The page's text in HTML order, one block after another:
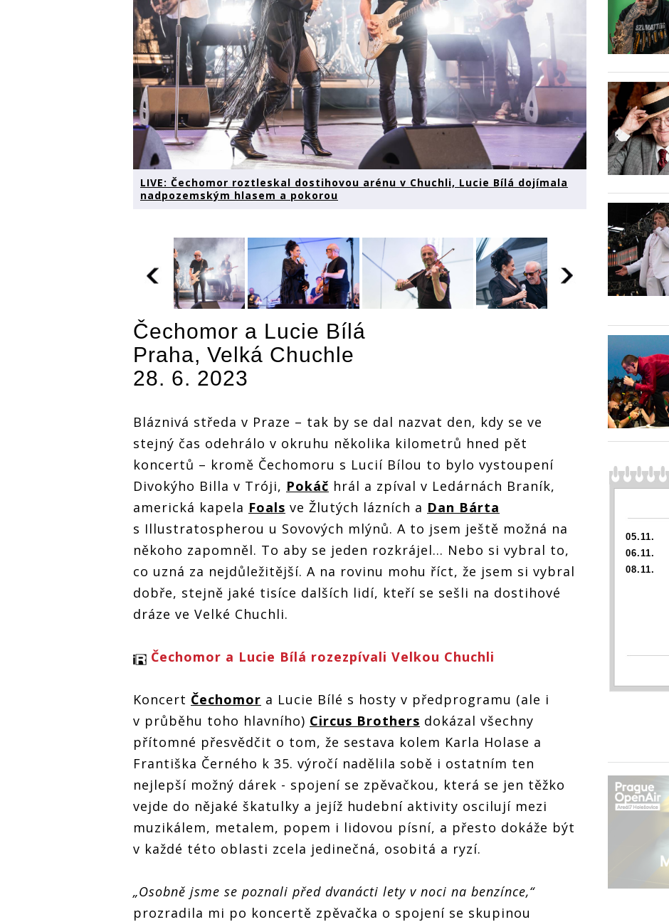
LIVE: Čechomor roztleskal dostihovou arénu v Chuchli, Lucie Bílá dojímala
nadpozemským hlasem a pokorou
LIVE: Čechomor
roztleskal
dostihovou
arénu v Chuchli,
Lucie Bílá
dojímala
hlasem a
pokorou
LIVE: Čechomor
roztleskal
dostihovou
arénu v Chuchli,
hlasem a
pokorou
hlasem a
pokorou
LIVE: Čechomor
roztleskal
dostihovou
Lucie Bílá
dojímala
nadpozemským
hlasem a
LIVE:
roztleskal
dostihovou
arénu v
Lucie Bílá
dojímala
hlasem a
pokorou
Čechomor a Lucie Bílá
Praha, Velká Chuchle
28. 6. 2023
Bláznivá středa v Praze – tak by se dal nazvat den, kdy se ve
stejný čas odehrálo v okruhu několika kilometrů hned pět
koncertů – kromě Čechomoru s Lucií Bílou to bylo vystoupení
Divokýho Billa v Tróji, Pokáč hrál a zpíval v Ledárnách Braník,
americká kapela Foals ve Žlutých lázních a Dan Bárta
s Illustratospherou u Sovových mlýnů. A to jsem ještě možná na
někoho zapomněl. To aby se jeden rozkrájel... Nebo si vybral to,
co uzná za nejdůležitější. A na rovinu mohu říct, že jsem si vybral
dobře, stejně jaké tisíce dalších lidí, kteří se sešli na dostihové
dráze ve Velké Chuchli.
Čechomor a Lucie Bílá rozezpívali Velkou Chuchli
Koncert Čechomor a Lucie Bílé s hosty v předprogramu (ale i
v průběhu toho hlavního) Circus Brothers dokázal všechny
přítomné přesvědčit o tom, že sestava kolem Karla Holase a
Františka Černého k 35. výročí nadělila sobě i ostatním ten
nejlepší možný dárek - spojení se zpěvačkou, která se jen těžko
vejde do nějaké škatulky a jejíž hudební aktivity oscilují mezi
muzikálem, metalem, popem i lidovou písní, a přesto dokáže být
v každé této oblasti zcela jedinečná, osobitá a ryzí.
„Osobně jsme se poznali před dvanácti lety v noci na benzínce,“
prozradila mi po koncertě zpěvačka o spojení se skupinou
05.11.
06.11.
08.11.